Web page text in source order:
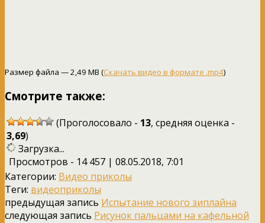
Размер файла — 2,49 MB (Скачать видео в формате .mp4)
Смотрите также:
(Проголосовало - 13, средняя оценка -
3,69)
Загрузка...
Просмотров - 14 457 | 08.05.2018, 7:01
Категории: Видео приколы
Теги: видеоприколы
предыдущая запись Испытание нового зиплайна
следующая запись Рисунок пальцами на кафельной